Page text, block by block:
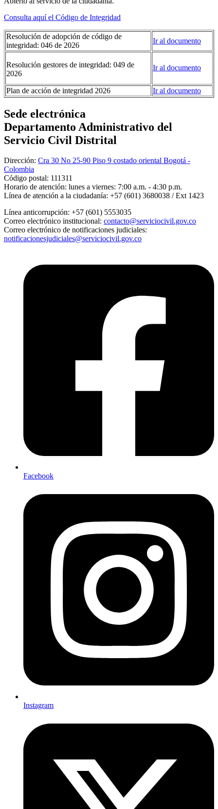
Consulta aquí el Código de Integridad
Resolución de adopción de código de
integridad: 046 de 2026
Ir al documento
Resolución gestores de integridad: 049 de
2026
Ir al documento
Plan de acción de integridad 2026 Ir al documento
Sede electrónica
Departamento Administrativo del
Servicio Civil Distrital
Dirección: Cra 30 No 25-90 Piso 9 costado oriental Bogotá -
Colombia
Código postal: 111311
Horario de atención: lunes a viernes: 7:00 a.m. - 4:30 p.m.
Línea de atención a la ciudadanía: +57 (601) 3680038 / Ext 1423
Línea anticorrupción: +57 (601) 5553035
Correo electrónico institucional: contacto@serviciocivil.gov.co
Correo electrónico de notificaciones judiciales:
notificacionesjudiciales@serviciocivil.gov.co
Facebook
Instagram